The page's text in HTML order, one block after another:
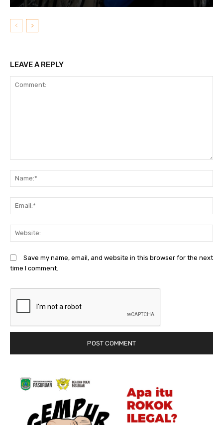
LEAVE A REPLY
Save my name, email, and website in this browser for the next
time I comment.